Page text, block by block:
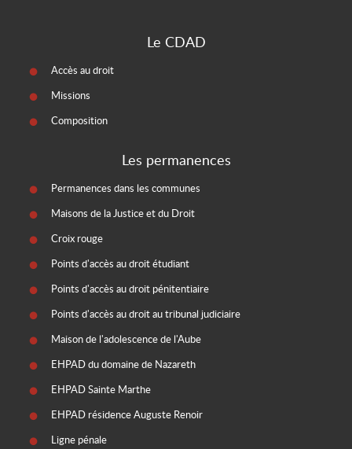
Le CDAD
Accès au droit
Missions
Composition
Les permanences
Permanences dans les communes
Maisons de la Justice et du Droit
Croix rouge
Points d'accès au droit étudiant
Points d'accès au droit pénitentiaire
Points d'accès au droit au tribunal judiciaire
Maison de l'adolescence de l'Aube
EHPAD du domaine de Nazareth
EHPAD Sainte Marthe
EHPAD résidence Auguste Renoir
Ligne pénale